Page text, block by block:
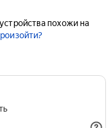
похожи на